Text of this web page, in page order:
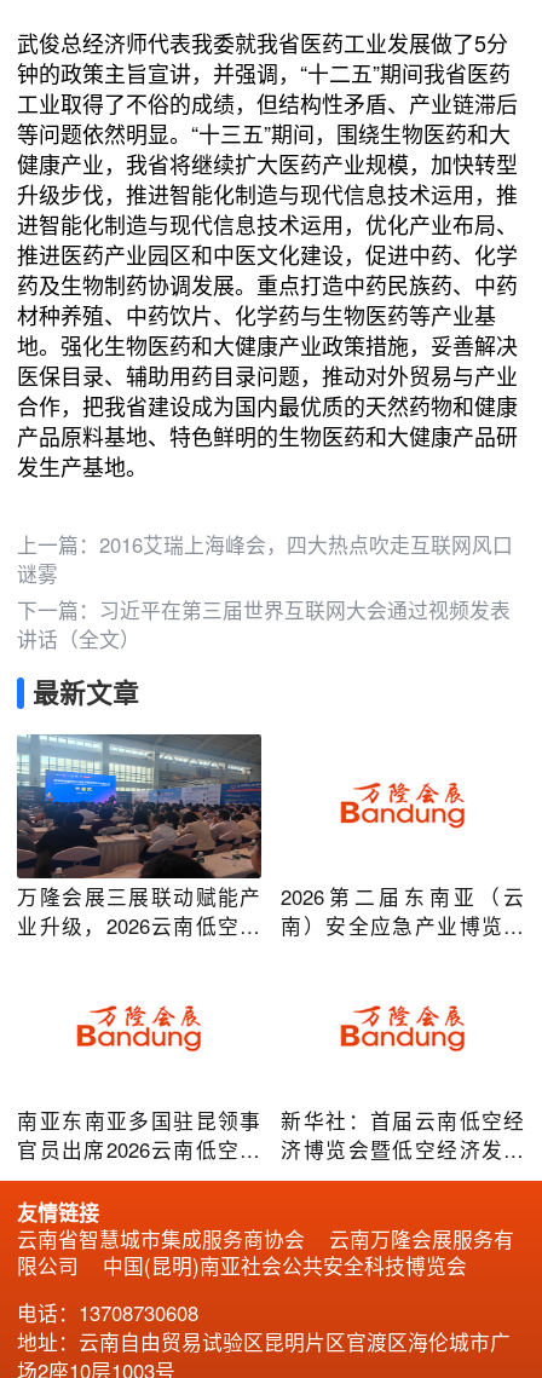
武俊总经济师代表我委就我省医药工业发展做了5分
钟的政策主旨宣讲，并强调，“十二五”期间我省医药
工业取得了不俗的成绩，但结构性矛盾、产业链滞后
等问题依然明显。“十三五”期间，围绕生物医药和大
健康产业，我省将继续扩大医药产业规模，加快转型
升级步伐，推进智能化制造与现代信息技术运用，推
进智能化制造与现代信息技术运用，优化产业布局、
推进医药产业园区和中医文化建设，促进中药、化学
药及生物制药协调发展。重点打造中药民族药、中药
材种养殖、中药饮片、化学药与生物医药等产业基
地。强化生物医药和大健康产业政策措施，妥善解决
医保目录、辅助用药目录问题，推动对外贸易与产业
合作，把我省建设成为国内最优质的天然药物和健康
产品原料基地、特色鲜明的生物医药和大健康产品研
发生产基地。
上一篇：2016艾瑞上海峰会，四大热点吹走互联网风口
谜雾
下一篇： 习近平在第三届世界互联网大会通过视频发表
讲话（全文）
最新文章
万隆会展三展联动赋能产
业升级，2026云南低空经
2026第二届东南亚（云
南）安全应急产业博览会
南亚东南亚多国驻昆领事
官员出席2026云南低空经
济博览会，共谋跨境无人
机产业合作
新华社：首届云南低空经
济博览会暨低空经济发展
大会成效凸显
友情链接
云南省智慧城市集成服务商协会
云南万隆会展服务有
限公司
中国(昆明)南亚社会公共安全科技博览会
电话：13708730608
地址：云南自由贸易试验区昆明片区官渡区海伦城市广
场2座10层1003号